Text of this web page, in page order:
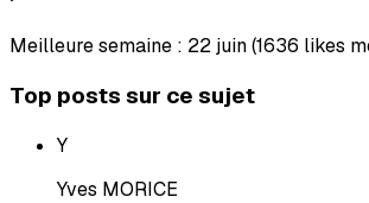
Meilleure semaine : 22 juin (1636 likes
Top posts sur ce sujet
Y
Yves MORICE